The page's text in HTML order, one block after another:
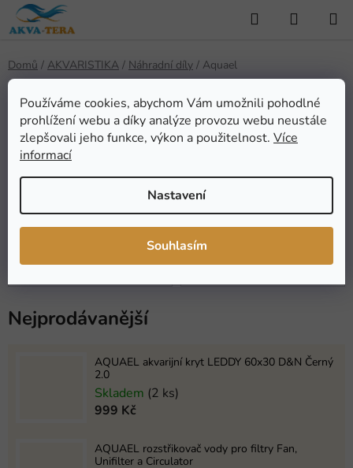
Používáme cookies, abychom Vám umožnili pohodlné
prohlížení webu a díky analýze provozu webu neustále
zlepšovali jeho funkce, výkon a použitelnost. Více
informací
Nastavení
Souhlasím
Přejít
na
Hledat
Domů / AKVARISTIKA / Náhradní díly / Aquael
Aquael
Filtry - vnější
Motorky Filtry - vnitřní
Akvária Osvětlení
Nejprodávanější
AQUAEL akvarijní kryt LEDDY 60x30 D&N Černý
2.0
Skladem (2 ks)
999 Kč
AQUAEL rozstřikovač vody pro filtry Fan,
Unifilter a Circulator